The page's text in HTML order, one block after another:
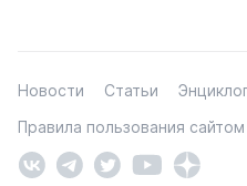
Новости Статьи
Правила пользования